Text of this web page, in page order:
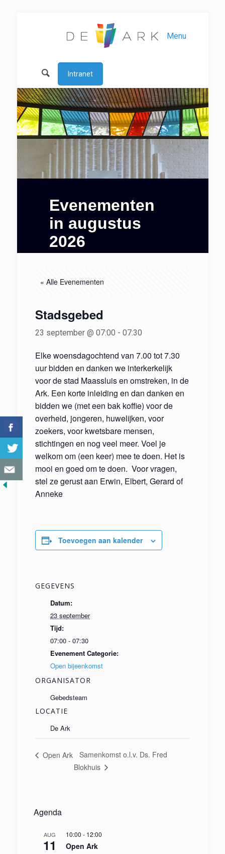
Menu
Intranet
Evenementen
in augustus
2026
« Alle Evenementen
Stadsgebed
23 september @ 07:00 -07:30
Elke woensdagochtend van 7.00 tot 7.30
uur bidden en danken we interkerkelijk
voor de stad Maassluis en omstreken, in de
Ark. Een korte inleiding en dan danken en
bidden we (met een bak koffie) voor de
overheid, jongeren, huwelijken, voor
zoekers, voor kwetsbare mensen,
stichtingen en nog veel meer. Voel je
welkom om (een keer) mee te doen. Het is
mooi en goed om te doen. Voor vragen,
stel ze gerust aan Erwin, Elbert, Gerard of
Anneke
Toevoegen aan kalender
GEGEVENS
Datum:
23 september
Tijd:
07:00 - 07:30
Evenement Categorie:
Open bijeenkomst
LOCATIE
De Ark
ORGANISATOR
Gebedsteam
Open Ark
Samenkomst o.l.v. Ds. Fred
Blokhuis
Agenda
AUG
11
10:00 - 12:00
Open Ark